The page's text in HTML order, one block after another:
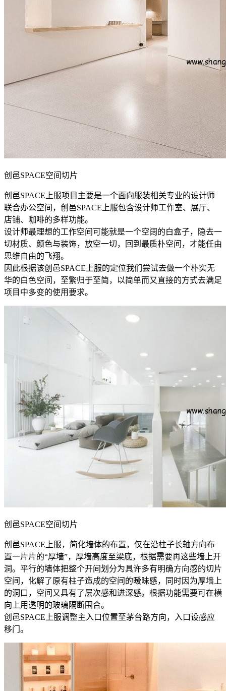
创邑SPACE空间切片
创邑SPACE上服项目主要是一个面向服装相关专业的设计师
联合办公空间，创邑SPACE上服包含设计师工作室、展厅、
店铺、咖啡的多样功能。
设计师最理想的工作空间可能就是一个空阔的白盒子，隐去一
切材质、颜色与装饰，放空一切，回到最质朴空间，才能任由
思维自由的飞翔。
因此根据该创邑SPACE上服的定位我们尝试去做一个朴实无
华的白色空间，至繁归于至简，以简单而又直接的方式去满足
项目中多变的使用要求。
创邑SPACE空间切片
创邑SPACE上服，简化墙体的布置，仅在沿柱子长轴方向布
置一片片的“厚墙”，厚墙高度至梁底，根据需要再这些墙上开
洞。平行的墙体把整个开间划分为具许多有明确方向感的切片
空间，化解了原有柱子造成的空间的暧昧感，同时因为厚墙上
的洞口，空间又具有了层次感和进深感。根据功能需要可在横
向上用透明的玻璃隔断围合。
创邑SPACE上服调整主入口位置至茅台路方向，入口设感应
移门。